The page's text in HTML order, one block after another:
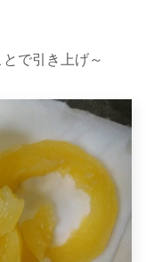
で引き上げ～